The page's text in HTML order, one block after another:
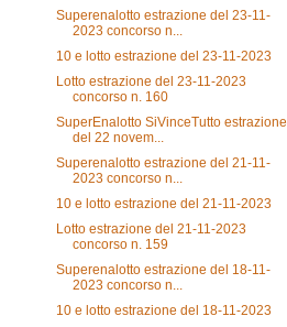
Superenalotto estrazione del 23-11-
2023 concorso n...
10 e lotto estrazione del 23-11-2023
Lotto estrazione del 23-11-2023
concorso n. 160
SuperEnalotto SiVinceTutto estrazione
del 22 novem...
Superenalotto estrazione del 21-11-
2023 concorso n...
10 e lotto estrazione del 21-11-2023
Lotto estrazione del 21-11-2023
concorso n. 159
Superenalotto estrazione del 18-11-
2023 concorso n...
10 e lotto estrazione del 18-11-2023